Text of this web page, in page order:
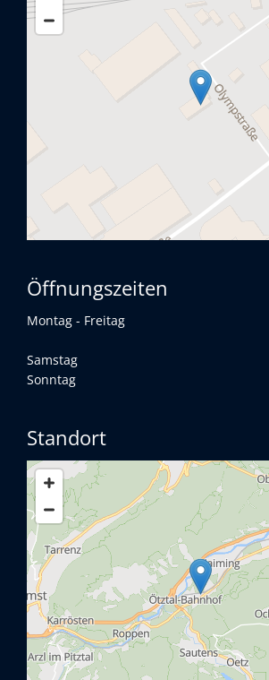
Öffnungszeiten
Montag - Freitag
Samstag
Sonntag
Standort